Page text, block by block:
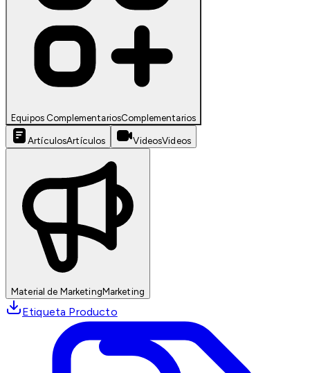
Equipos ComplementariosComplementarios
ArtículosArtículos VideosVideos
Material de MarketingMarketing
Etiqueta Producto